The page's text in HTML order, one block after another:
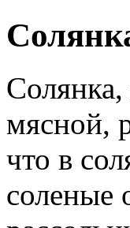
Солянка,
мясной,
что в
соленые